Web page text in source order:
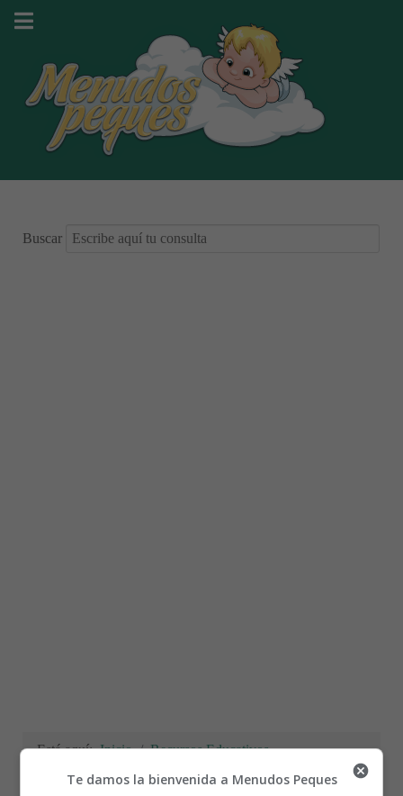
Buscar
Está aquí:Inicio
Recursos Educativos
Fichas Didácticas Infantil y Ejercicios Primaria,
Te damos la bienvenida a Menudos Peques